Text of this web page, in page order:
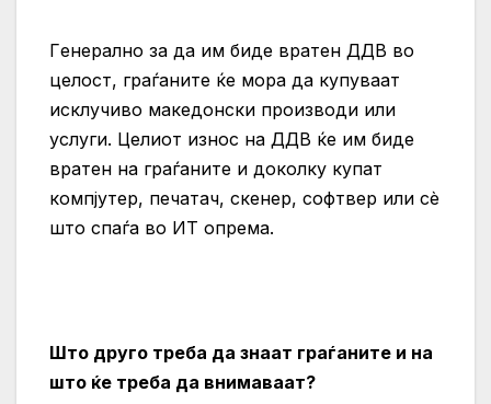
Генерално за да им биде вратен ДДВ во
целост, граѓаните ќе мора да купуваат
исклучиво македонски производи или
услуги. Целиот износ на ДДВ ќе им биде
вратен на граѓаните и доколку купат
компјутер, печатач, скенер, софтвер или сè
што спаѓа во ИТ опрема.
Што друго треба да знаат граѓаните и на
што ќе треба да внимаваат?